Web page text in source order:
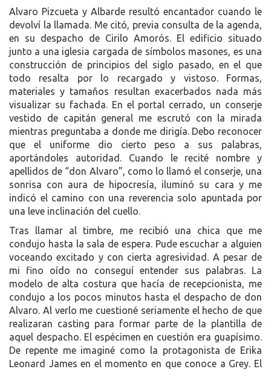
Alvaro Pizcueta y Albarde resultó encantador cuando le
devolví la llamada. Me citó, previa consulta de la agenda,
en su despacho de Cirilo Amorós. El edificio situado
junto a una iglesia cargada de símbolos masones, es una
construcción de principios del siglo pasado, en el que
todo resalta por lo recargado y vistoso. Formas,
materiales y tamaños resultan exacerbados nada más
visualizar su fachada. En el portal cerrado, un conserje
vestido de capitán general me escrutó con la mirada
mientras preguntaba a donde me dirigía. Debo reconocer
que el uniforme dio cierto peso a sus palabras,
aportándoles autoridad. Cuando le recité nombre y
apellidos de “don Alvaro”, como lo llamó el conserje, una
sonrisa con aura de hipocresía, iluminó su cara y me
indicó el camino con una reverencia solo apuntada por
una leve inclinación del cuello.
Tras llamar al timbre, me recibió una chica que me
condujo hasta la sala de espera. Pude escuchar a alguien
voceando excitado y con cierta agresividad. A pesar de
mi fino oído no conseguí entender sus palabras. La
modelo de alta costura que hacía de recepcionista, me
condujo a los pocos minutos hasta el despacho de don
Alvaro. Al verlo me cuestioné seriamente el hecho de que
realizaran casting para formar parte de la plantilla de
aquel despacho. El espécimen en cuestión era guapísimo.
De repente me imaginé como la protagonista de Erika
Leonard James en el momento en que conoce a Grey. El